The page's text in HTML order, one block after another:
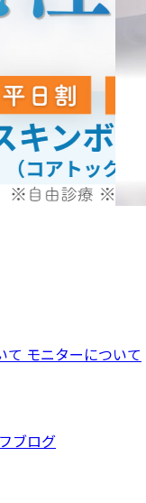
て モニターについて
ブログ